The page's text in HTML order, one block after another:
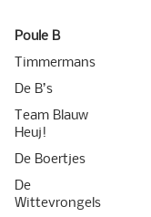
Poule B
Timmermans
De B’s
Team Blauw
Heuj!
De Boertjes
De
Wittevrongels